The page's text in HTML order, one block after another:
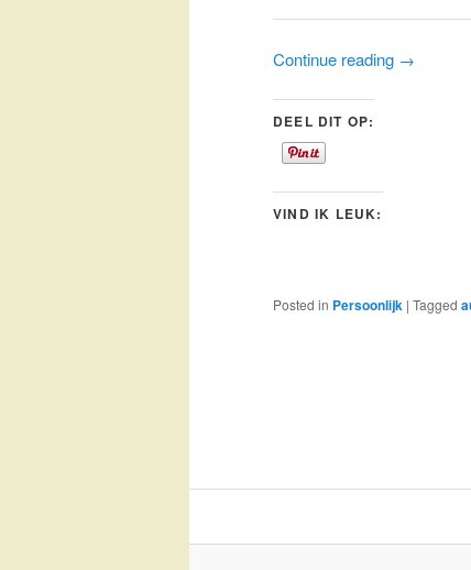
Continue reading →
DEEL DIT OP:
VIND IK LEUK:
Posted in Persoonlijk | Tagged